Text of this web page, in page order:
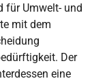
für Umwelt- und
mit dem
Der
eine